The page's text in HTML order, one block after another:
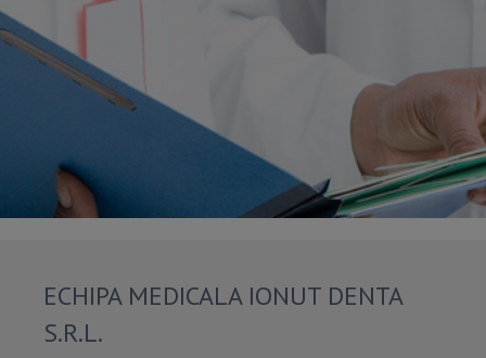
ECHIPA MEDICALA IONUT DENTA
S.R.L.